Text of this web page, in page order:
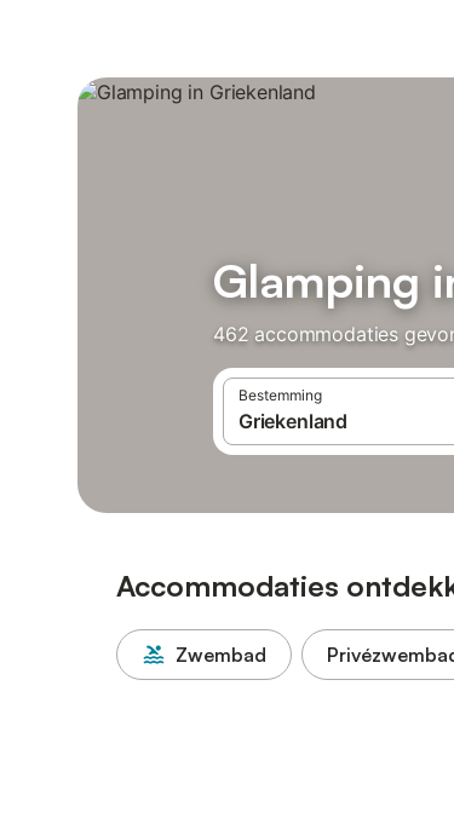
Glamping
462 accommodaties
Bestemming
Accommodaties
Zwembad